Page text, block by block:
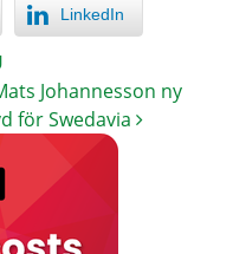
LinkedIn
Johannesson ny
för Swedavia